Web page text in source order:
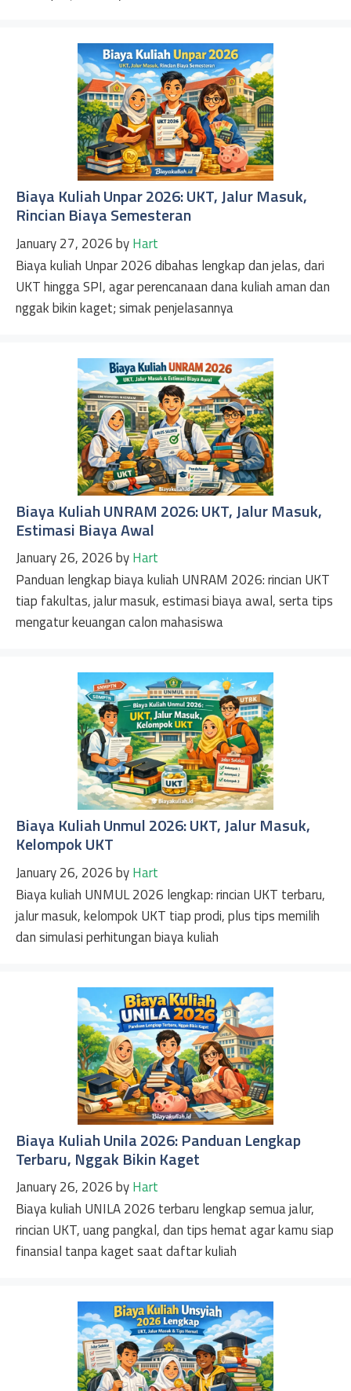
Biaya Kuliah Unpar 2026: UKT, Jalur Masuk,
Rincian Biaya Semesteran
January 27, 2026byHart
Biaya kuliah Unpar 2026 dibahas lengkap dan jelas, dari
UKT hingga SPI, agar perencanaan dana kuliah aman dan
nggak bikin kaget; simak penjelasannya
Biaya Kuliah UNRAM 2026: UKT, Jalur Masuk,
Estimasi Biaya Awal
January 26, 2026byHart
Panduan lengkap biaya kuliah UNRAM 2026: rincian UKT
tiap fakultas, jalur masuk, estimasi biaya awal, serta tips
mengatur keuangan calon mahasiswa
Biaya Kuliah Unmul 2026: UKT, Jalur Masuk,
Kelompok UKT
January 26, 2026byHart
Biaya kuliah UNMUL 2026 lengkap: rincian UKT terbaru,
jalur masuk, kelompok UKT tiap prodi, plus tips memilih
dan simulasi perhitungan biaya kuliah
Biaya Kuliah Unila 2026: Panduan Lengkap
Terbaru, Nggak Bikin Kaget
January 26, 2026byHart
Biaya kuliah UNILA 2026 terbaru lengkap semua jalur,
rincian UKT, uang pangkal, dan tips hemat agar kamu siap
finansial tanpa kaget saat daftar kuliah